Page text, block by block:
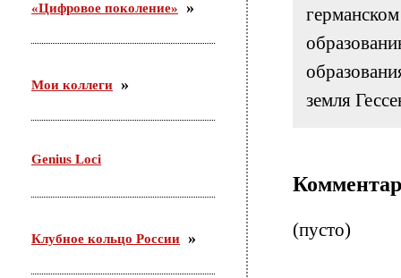
С 26 ноября по 3 декабря участвовала в российско-
германском форуме по неформальному
образованию в Академии неформального
образования «Хаус-ам-Майберг» (г.Хаппенхайм,
29 октября проводила семинар в Доме молодежи
Железнодорожного района г. Новосибирска. Тема:
«Актуальные подходы организации работы с
молодежью по месту жительства».
«Цифровое поколение»
Мои коллеги
Genius Loci
Клубное кольцо России
земля
(пусто)